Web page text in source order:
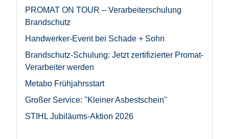
PROMAT ON TOUR – Verarbeiterschulung
Brandschutz
Handwerker-Event bei Schade + Sohn
Brandschutz-Schulung: Jetzt zertifizierter Promat-
Verarbeiter werden
Metabo Frühjahrsstart
Großer Service: "Kleiner Asbestschein"
STIHL Jubiläums-Aktion 2026